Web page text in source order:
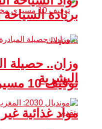
مواد غذائية
بريادة السياحة
وزان.. حصيلة
البشرية